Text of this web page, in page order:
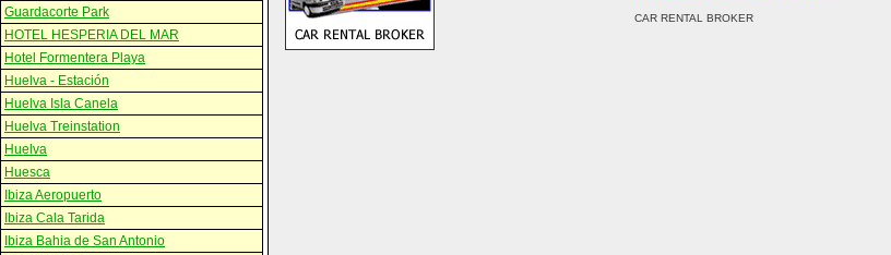
Guardacorte Park
HOTEL HESPERIA DEL MAR
Hotel Formentera Playa
Huelva - Estación
Huelva Isla Canela
Huelva Treinstation
Huelva
Huesca
Ibiza Aeropuerto
Ibiza Cala Tarida
Ibiza Bahia de San Antonio
CAR RENTAL BROKER